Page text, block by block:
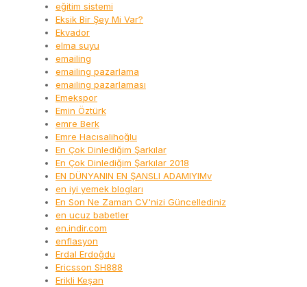
eğitim sistemi
Eksik Bir Şey Mi Var?
Ekvador
elma suyu
emailing
emailing pazarlama
emailing pazarlaması
Emekspor
Emin Öztürk
emre Berk
Emre Hacısalihoğlu
En Çok Dinlediğim Şarkılar
En Çok Dinlediğim Şarkılar 2018
EN DÜNYANIN EN ŞANSLI ADAMIYIMv
en iyi yemek blogları
En Son Ne Zaman CV'nizi Güncellediniz
en ucuz babetler
en.indir.com
enflasyon
Erdal Erdoğdu
Ericsson SH888
Erikli Keşan